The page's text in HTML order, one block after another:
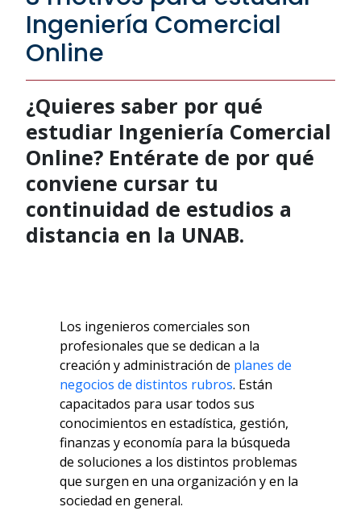
Ingeniería Comercial
Online
¿Quieres saber por qué
estudiar Ingeniería Comercial
Online? Entérate de por qué
conviene cursar tu
continuidad de estudios a
distancia en la UNAB.
Los ingenieros comerciales son
profesionales que se dedican a la
creación y administración de planes de
negocios de distintos rubros. Están
capacitados para usar todos sus
conocimientos en estadística, gestión,
finanzas y economía para la búsqueda
de soluciones a los distintos problemas
que surgen en una organización y en la
sociedad en general.